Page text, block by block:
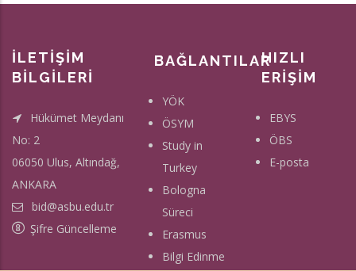
İLETİŞİM
BİLGİLERİ
Hükümet Meydanı
No: 2
06050 Ulus, Altındağ,
ANKARA
bid@asbu.edu.tr
Şifre Güncelleme
BAĞLANTILAR
YÖK
ÖSYM
Study in
Turkey
Bologna
Süreci
Erasmus
Bilgi Edinme
HIZLI
ERİŞİM
EBYS
ÖBS
E-posta